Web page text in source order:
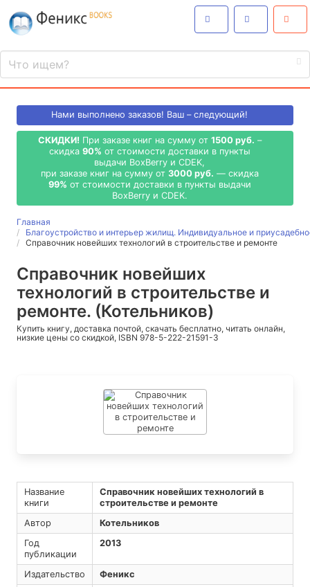
Нами выполнено заказов! Ваш – следующий!
СКИДКИ! При заказе книг на сумму от 1500 руб. –
скидка 90% от стоимости доставки в пункты
выдачи BoxBerry и CDEK,
при заказе книг на сумму от 3000 руб. — скидка
99% от стоимости доставки в пункты выдачи
BoxBerry и CDEK.
Главная
Благоустройство и интерьер жилищ. Индивидуальное и
Справочник новейших технологий в строительстве и ремонте
Справочник новейших
технологий в строительстве и
ремонте. (Котельников)
Купить книгу, доставка почтой, скачать бесплатно, читать онлайн,
низкие цены со скидкой, ISBN 978-5-222-21591-3
Название
книги
Справочник новейших технологий в
строительстве и ремонте
Автор
Котельников
Год
публикации
2013
Издательство
Феникс